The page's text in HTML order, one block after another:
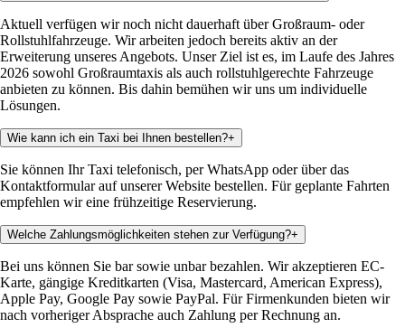
Aktuell verfügen wir noch nicht dauerhaft über Großraum- oder
Rollstuhlfahrzeuge. Wir arbeiten jedoch bereits aktiv an der
Erweiterung unseres Angebots. Unser Ziel ist es, im Laufe des Jahres
2026 sowohl Großraumtaxis als auch rollstuhlgerechte Fahrzeuge
anbieten zu können. Bis dahin bemühen wir uns um individuelle
Lösungen.
Wie kann ich ein Taxi bei Ihnen bestellen?+
Sie können Ihr Taxi telefonisch, per WhatsApp oder über das
Kontaktformular auf unserer Website bestellen. Für geplante Fahrten
empfehlen wir eine frühzeitige Reservierung.
Welche Zahlungsmöglichkeiten stehen zur Verfügung?+
Bei uns können Sie bar sowie unbar bezahlen. Wir akzeptieren EC-
Karte, gängige Kreditkarten (Visa, Mastercard, American Express),
Apple Pay, Google Pay sowie PayPal. Für Firmenkunden bieten wir
nach vorheriger Absprache auch Zahlung per Rechnung an.